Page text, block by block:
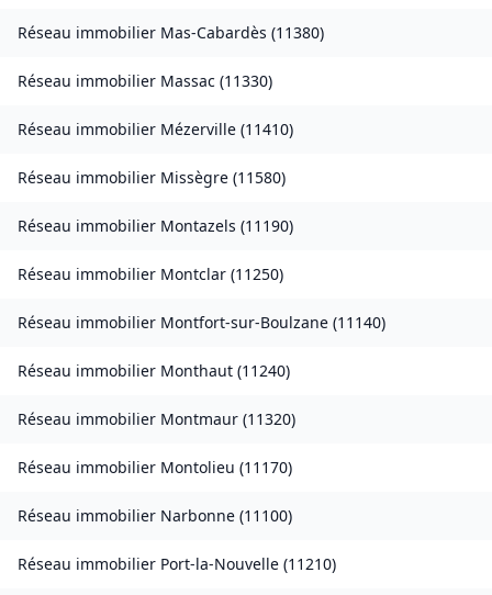
Réseau immobilier Mas-Cabardès (11380)
Réseau immobilier Massac (11330)
Réseau immobilier Mézerville (11410)
Réseau immobilier Missègre (11580)
Réseau immobilier Montazels (11190)
Réseau immobilier Montclar (11250)
Réseau immobilier Montfort-sur-Boulzane (11140)
Réseau immobilier Monthaut (11240)
Réseau immobilier Montmaur (11320)
Réseau immobilier Montolieu (11170)
Réseau immobilier Narbonne (11100)
Réseau immobilier Port-la-Nouvelle (11210)